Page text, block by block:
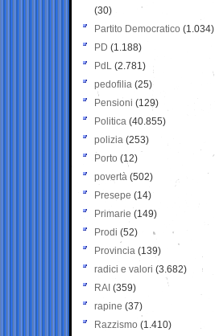
(30)
Partito Democratico (1.034)
PD (1.188)
PdL (2.781)
pedofilia (25)
Pensioni (129)
Politica (40.855)
polizia (253)
Porto (12)
povertà (502)
Presepe (14)
Primarie (149)
Prodi (52)
Provincia (139)
radici e valori (3.682)
RAI (359)
rapine (37)
Razzismo (1.410)